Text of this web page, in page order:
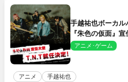
手越祐也ボーカル
『朱色の仮面』宣
アニメ･ゲーム
アニメ 手越祐也